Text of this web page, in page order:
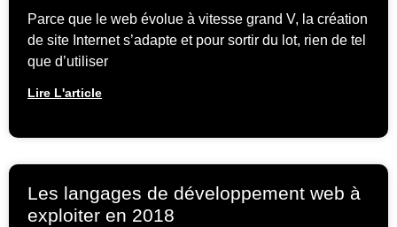
Parce que le web évolue à vitesse grand V, la création
de site Internet s’adapte et pour sortir du lot, rien de tel
que d’utiliser
Lire L'article
Les langages de développement web à
exploiter en 2018